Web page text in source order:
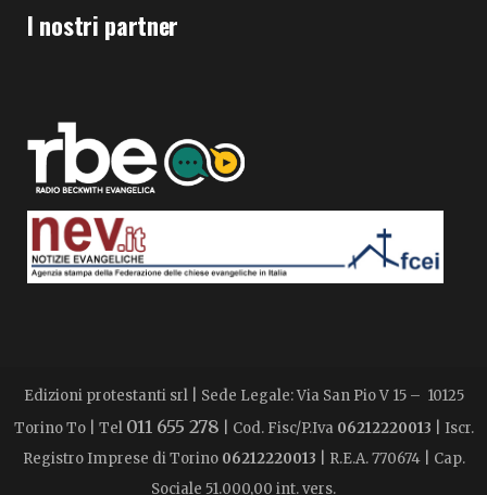
I nostri partner
Edizioni protestanti srl | Sede Legale: Via San Pio V 15 – 10125
Torino To | Tel 011 655 278 | Cod. Fisc/P.Iva 06212220013 | Iscr.
Registro Imprese di Torino 06212220013 | R.E.A. 770674 | Cap.
Sociale 51.000,00 int. vers.